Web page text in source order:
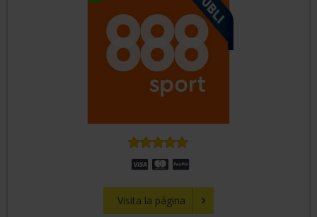
Visita la página